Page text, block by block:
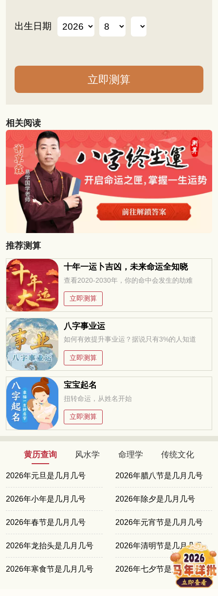
出生日期
相关阅读
推荐测算
十年一运卜吉凶，未来命运全知晓
查看2020-2030年，你的命中会发生的劫难
立即测算
八字事业运
如何有效提升事业运？据说只有3%的人知道
立即测算
宝宝起名
扭转命运，从姓名开始
立即测算
黄历查询 风水学 命理学 传统文化
2026年元旦是几月几号 2026年腊八节是几月几号
2026年小年是几月几号 2026年除夕是几月几号
2026年春节是几月几号 2026年元宵节是几月几号
2026年龙抬头是几月几号 2026年清明节是几月几号
2026年寒食节是几月几号 2026年七夕节是几月几号